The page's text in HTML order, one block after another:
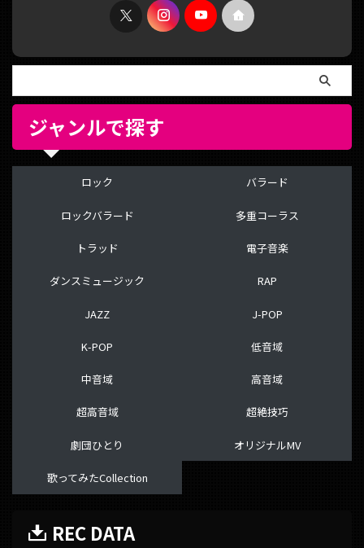
ジャンルで探す
ロック
ロックバラード
トラッド
ダンスミュージック
JAZZ
K-POP
中音域
超高音域
劇団ひとり
歌ってみたCollection
バラード
多重コーラス
電子音楽
RAP
J-POP
低音域
高音域
超絶技巧
オリジナルMV
REC DATA